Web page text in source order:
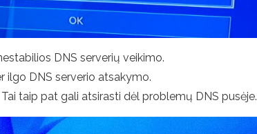
DNS serverių veikimo.
ilgo DNS serverio atsakymo.
taip pat gali atsirasti dėl problemų DNS pusėje.